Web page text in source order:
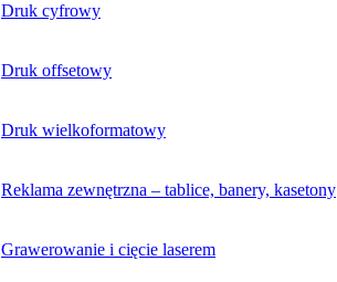
Druk cyfrowy
Druk offsetowy
Druk wielkoformatowy
Reklama zewnętrzna – tablice, banery, kasetony
Grawerowanie i cięcie laserem